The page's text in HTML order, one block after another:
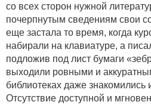
со всех сторон нужной
почерпнутым сведениям свои
еще застала то время, когда
набирали на клавиатуре, а
подложив под лист бумаги
выходили ровными и
библиотеках даже знакомились
Отсутствие доступной и